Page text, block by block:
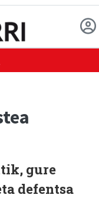
gure
defentsa